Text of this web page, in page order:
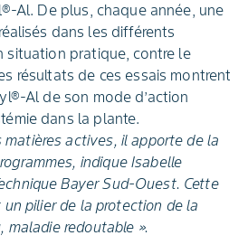
Al. De plus, chaque année, une
dans les différents
situation pratique, contre le
résultats de ces essais montrent
Al de son mode d’action
dans la plante.
matières actives, il apporte de la
indique Isabelle
Bayer Sud-Ouest. Cette
pilier de la protection de la
maladie redoutable ».